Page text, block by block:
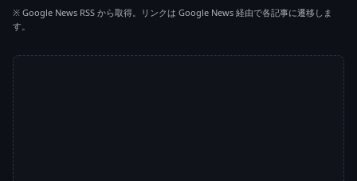
※ Google News RSS から取得。リンクは Google News 経由で各記事に遷移しま
す。